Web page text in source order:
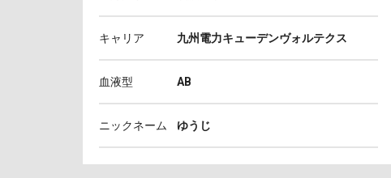
キャリア 九州電力キューデンヴォルテクス
血液型 AB
ニックネーム ゆうじ